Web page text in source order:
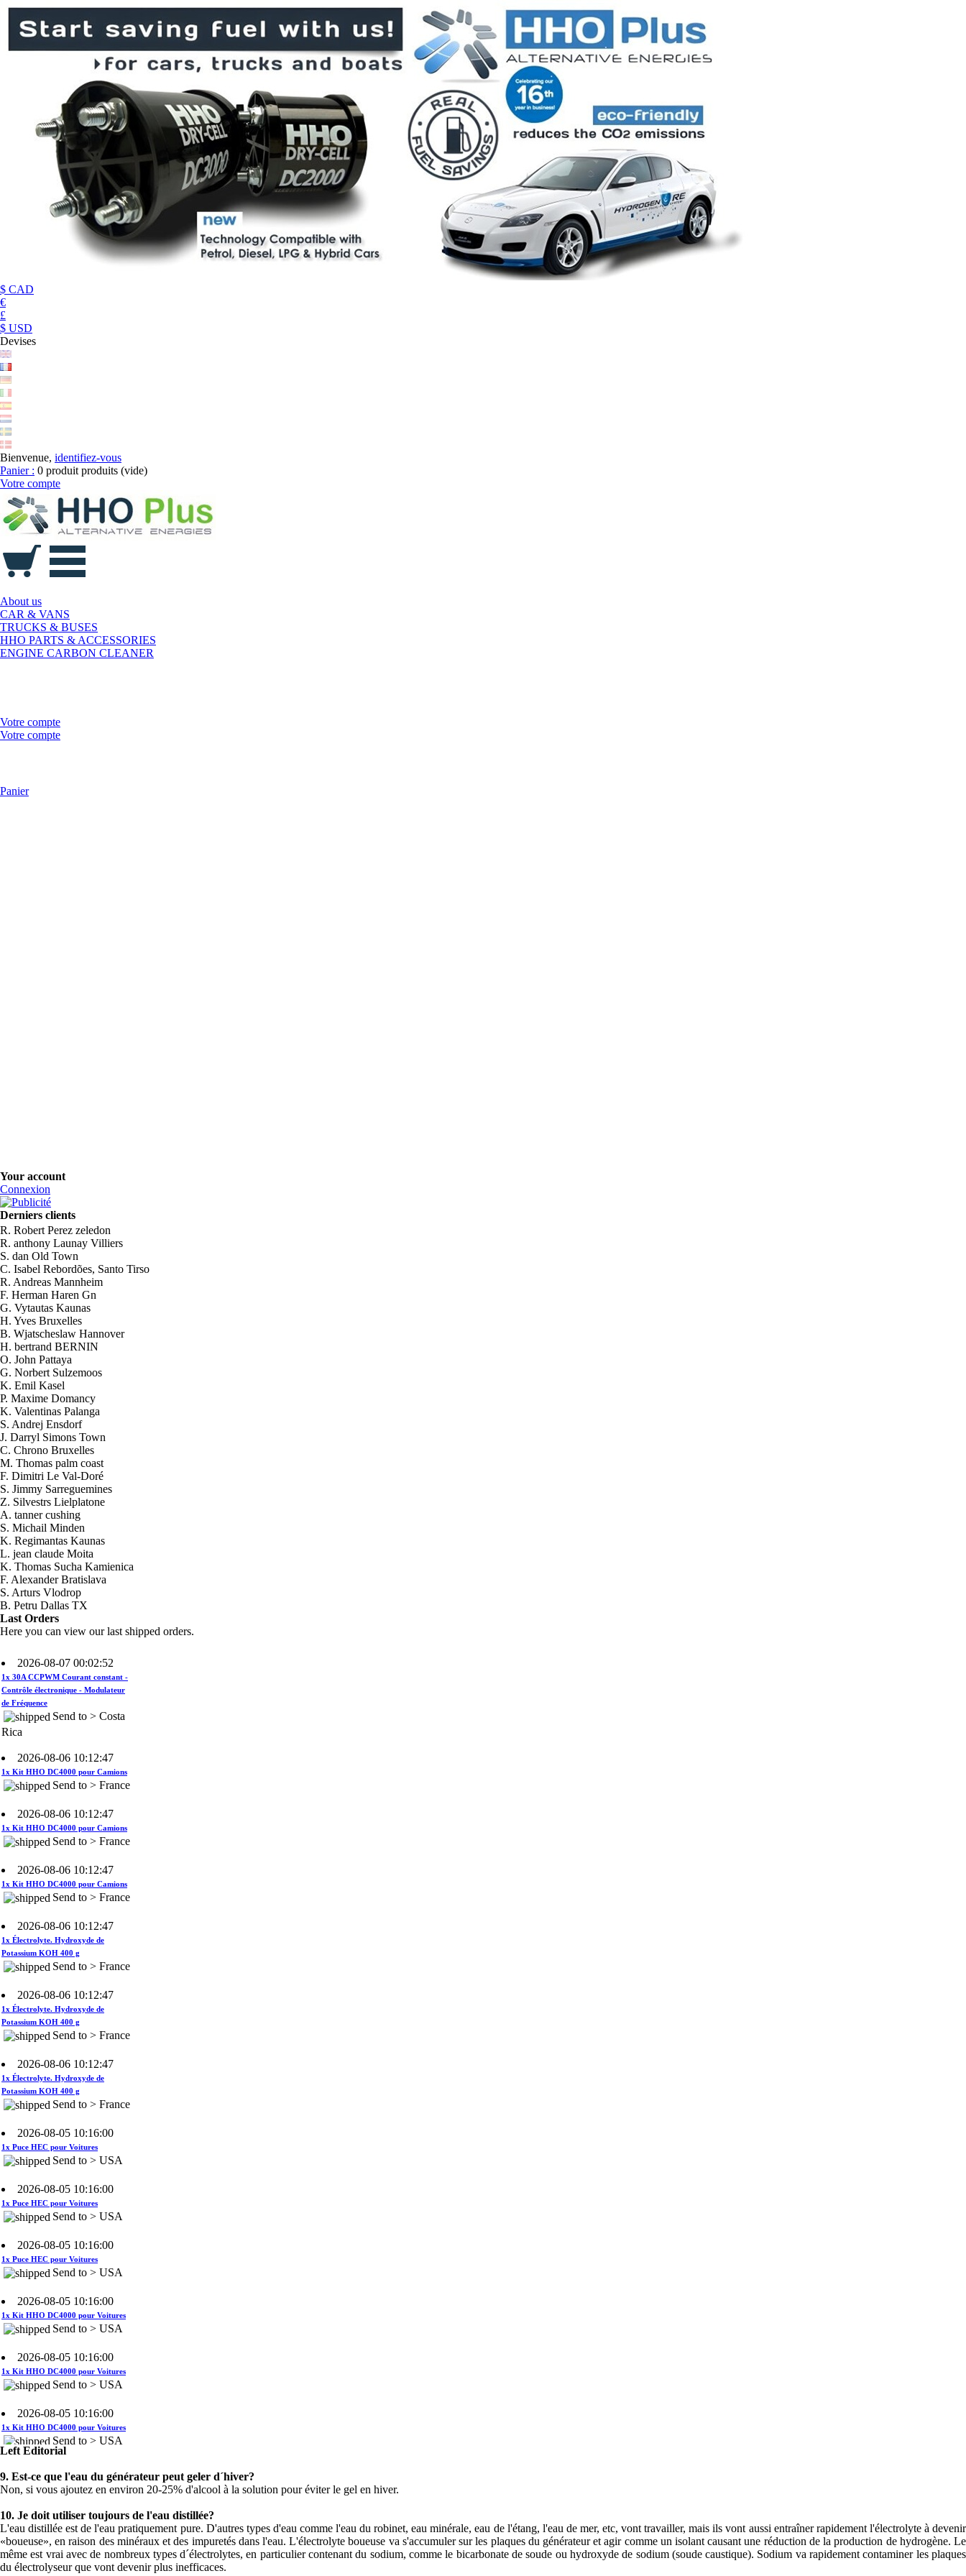
$ CAD
€
£
$ USD
Devises
Bienvenue, identifiez-vous
Panier : 0 produit produits (vide)
Votre compte
About us
CAR & VANS
TRUCKS & BUSES
HHO PARTS & ACCESSORIES
ENGINE CARBON CLEANER
Votre compte
Votre compte
Panier
Your account
Connexion
Derniers clients
R. Robert Perez zeledon
R. anthony Launay Villiers
S. dan Old Town
C. Isabel Rebordões, Santo Tirso
R. Andreas Mannheim
F. Herman Haren Gn
G. Vytautas Kaunas
H. Yves Bruxelles
B. Wjatscheslaw Hannover
H. bertrand BERNIN
O. John Pattaya
G. Norbert Sulzemoos
K. Emil Kasel
P. Maxime Domancy
K. Valentinas Palanga
S. Andrej Ensdorf
J. Darryl Simons Town
C. Chrono Bruxelles
M. Thomas palm coast
F. Dimitri Le Val-Doré
S. Jimmy Sarreguemines
Z. Silvestrs Lielplatone
A. tanner cushing
S. Michail Minden
K. Regimantas Kaunas
L. jean claude Moita
K. Thomas Sucha Kamienica
F. Alexander Bratislava
S. Arturs Vlodrop
B. Petru Dallas TX
Last Orders
Here you can view our last shipped orders.
2026-08-07 00:02:52
1x Kit HHO DC2000 pour Voitures
Send to > Costa
Rica
2026-08-07 00:02:52
Contrôle électronique - Modulateur
de Fréquence
Send to > Costa
Rica
2026-08-06 10:12:47
Send to > France
2026-08-06 10:12:47
Send to > France
2026-08-06 10:12:47
Send to > France
2026-08-06 10:12:47
Potassium KOH 400 g
Send to > France
2026-08-06 10:12:47
Potassium KOH 400 g
Send to > France
2026-08-06 10:12:47
Potassium KOH 400 g
Send to > France
2026-08-05 10:16:00
Send to > USA
2026-08-05 10:16:00
Send to > USA
2026-08-05 10:16:00
Send to > USA
2026-08-05 10:16:00
Send to > USA
2026-08-05 10:16:00
Send to > USA
2026-08-05 10:16:00
Send to > USA
2026-08-04 09:13:36
d'eau
Send to >
2026-08-04 09:13:36
1x Système de contrôle du niveau
d'eau
Send to >
Left Editorial
9. Est-ce que l'eau du générateur peut geler d´hiver?
Non, si vous ajoutez en environ 20-25% d'alcool à la solution pour éviter le gel en hiver.
10. Je doit utiliser toujours de l'eau distillée?
L'eau distillée est de l'eau pratiquement pure. D'autres types d'eau comme l'eau du robinet, eau minérale, eau de l'étang, l'eau de mer, etc, vont travailler, mais ils vont aussi entraîner rapidement l'électrolyte à devenir
«boueuse», en raison des minéraux et des impuretés dans l'eau. L'électrolyte boueuse va s'accumuler sur les plaques du générateur et agir comme un isolant causant une réduction de la production de hydrogène. Le
même est vrai avec de nombreux types d´électrolytes, en particulier contenant du sodium, comme le bicarbonate de soude ou hydroxyde de sodium (soude caustique). Sodium va rapidement contaminer les plaques
du électrolyseur que vont devenir plus inefficaces.